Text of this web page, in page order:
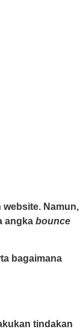
Namun,
angka bounce
bagaimana
tindakan